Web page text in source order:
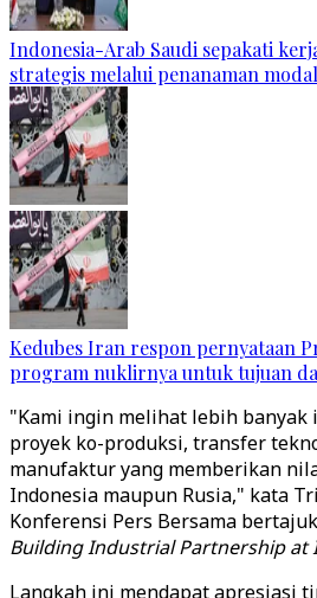
Indonesia-Arab Saudi sepakati
strategis melalui penanaman modal
Kedubes Iran respon pernyataan
program nuklirnya untuk tujuan
"Kami ingin melihat lebih banyak
proyek ko-produksi, transfer
manufaktur yang memberikan
Indonesia maupun Rusia," kata
Konferensi Pers Bersama bertajuk
Building Industrial Partnership at
Langkah ini mendapat apresiasi